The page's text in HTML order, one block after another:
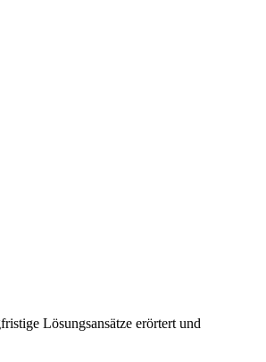
Lösungsansätze erörtert und